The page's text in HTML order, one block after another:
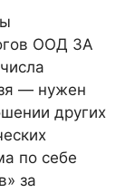
ООД ЗА
— нужен
других
по себе
за